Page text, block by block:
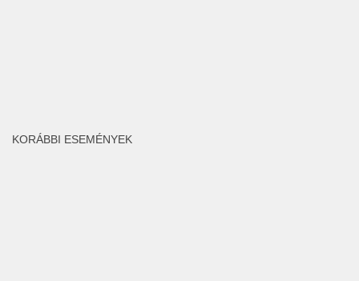
KORÁBBI ESEMÉNYEK